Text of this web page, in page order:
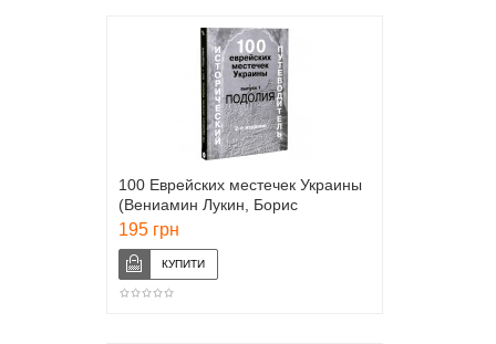
100 Еврейских местечек Украины
(Вениамин Лукин, Борис
Хаймович)
195 грн